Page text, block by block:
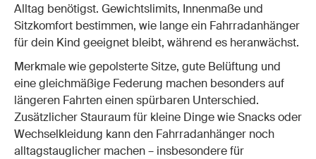
Alltag benötigst. Gewichtslimits, Innenmaße und
Sitzkomfort bestimmen, wie lange ein Fahrradanhänger
für dein Kind geeignet bleibt, während es heranwächst.
Merkmale wie gepolsterte Sitze, gute Belüftung und
eine gleichmäßige Federung machen besonders auf
längeren Fahrten einen spürbaren Unterschied.
Zusätzlicher Stauraum für kleine Dinge wie Snacks oder
Wechselkleidung kann den Fahrradanhänger noch
alltagstauglicher machen – insbesondere für